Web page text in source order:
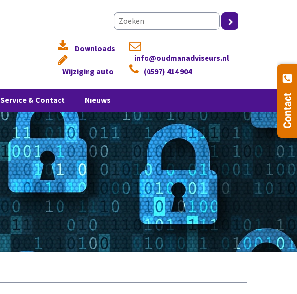
info@oudmanadviseurs.nl
(0597) 414 904
Downloads
Wijziging auto
Service & Contact Nieuws